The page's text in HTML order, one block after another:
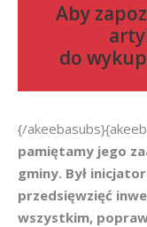
Aby
do
{/
pamiętamy jego
gminy. Był
przedsięwzięć
wszystkim,